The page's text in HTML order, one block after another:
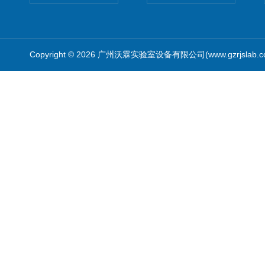
Copyright © 2026 广州沃霖实验室设备有限公司